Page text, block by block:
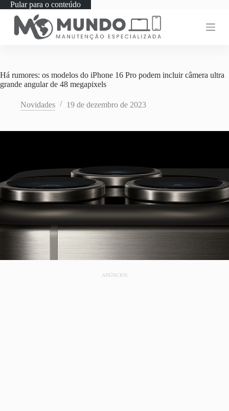
Pular para o conteúdo
Há rumores: os modelos do iPhone 16 Pro podem incluir câmera ultra
grande angular de 48 megapixels
Novidades 19 de dezembro de 2023
ANÚNCIOS